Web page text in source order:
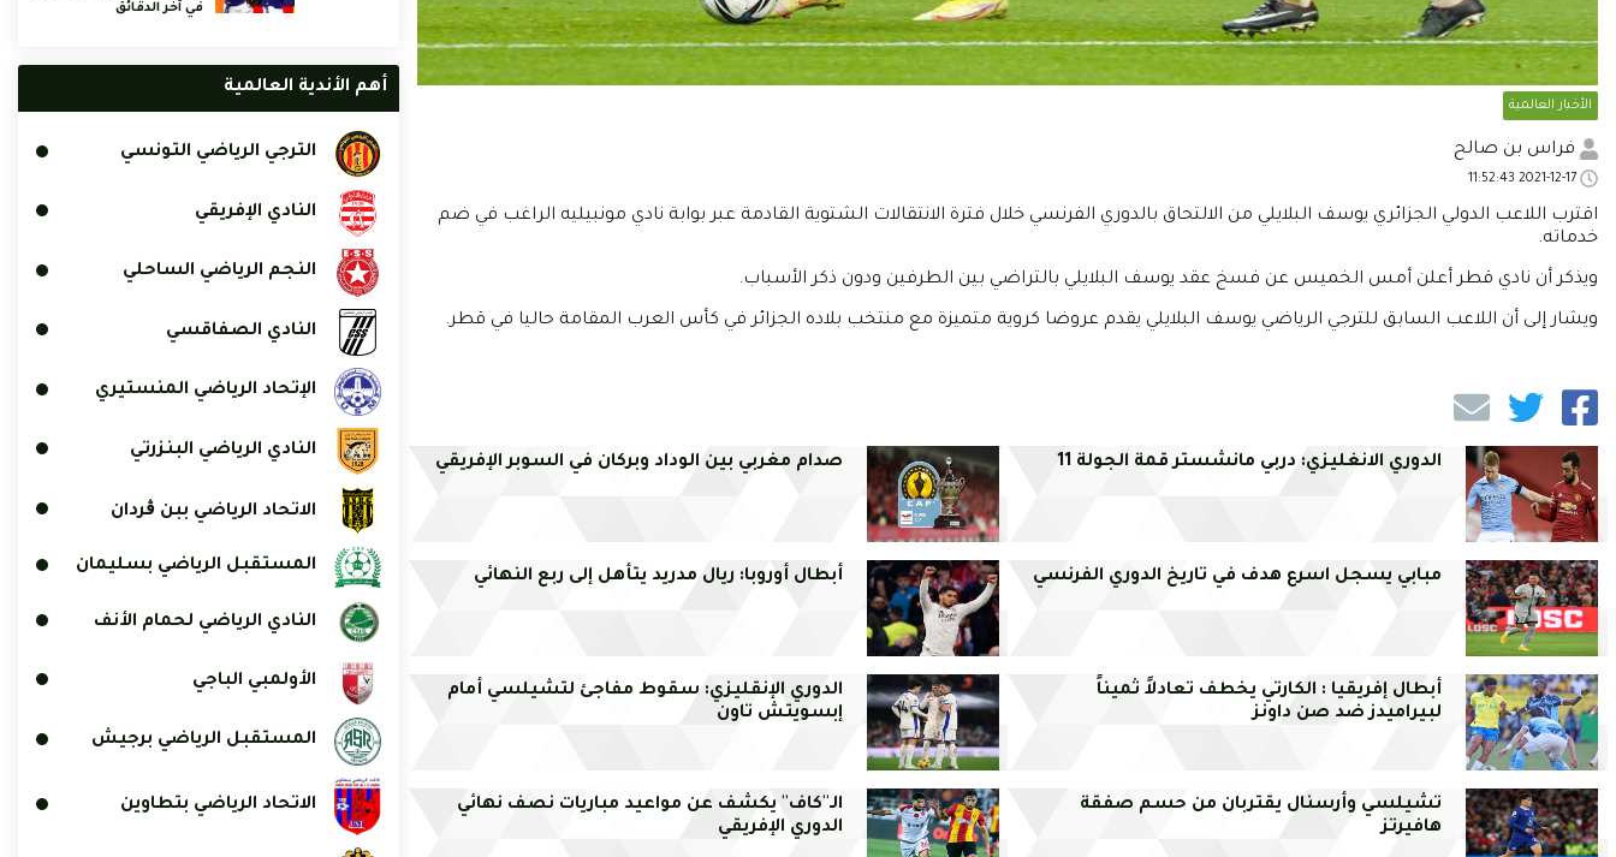
الأخبار العالمية
فراس بن صالح
اقترب اللاعب الدولي الجزائري يوسف البلايلي من الالتحاق بالدوري الفرنسي خلال فترة الانتقالات الشتوية القادمة عبر بوابة نادي مونبيليه الراغب في ضم
خدماته.
ويذكر أن نادي قطر أعلن أمس الخميس عن فسخ عقد يوسف البلايلي بالتراضي بين الطرفين ودون ذكر الأسباب.
ويشار إلى أن اللاعب السابق للترجي الرياضي يوسف البلايلي يقدم عروضا كروية متميزة مع منتخب بلاده الجزائر في كأس العرب المقامة حاليا في قطر.
الدوري الانغليزي: دربي مانشستر قمة الجولة 11 صدام مغربي بين الوداد وبركان في السوبر الإفريقي
مبابي يسجل اسرع هدف في تاريخ الدوري الفرنسي أبطال أوروبا: ريال مدريد يتأهل إلى ربع النهائي
أبطال إفريقيا : الكارتي يخطف تعادلاً ثميناً
لبيراميدز ضد صن داونز
الدوري الإنقليزي: سقوط مفاجئ لتشيلسي أمام
إبسويتش تاون
تشيلسي وأرسنال يقتربان من حسم صفقة
هافيرتز
الـ''كاف'' يكشف عن مواعيد مباريات نصف نهائي
الدوري الإفريقي
في آخر الدقائق
أهم الأندية العالمية
الترجي الرياضي التونسي
النادي الإفريقي
النجم الرياضي الساحلي
النادي الصفاقسي
الإتحاد الرياضي المنستيري
النادي الرياضي البنزرتي
الاتحاد الرياضي ببن ڨردان
المستقبل الرياضي بسليمان
النادي الرياضي لحمام الأنف
الأولمبي الباجي
المستقبل الرياضي برجيش
الاتحاد الرياضي بتطاوين